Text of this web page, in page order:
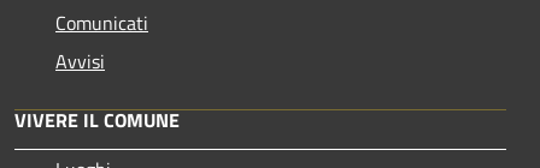
Comunicati
Avvisi
VIVERE IL COMUNE